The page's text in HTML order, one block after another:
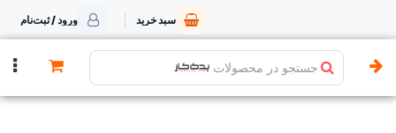
سبد خرید ورود / ثبت‌نام
جستجو در محصولات